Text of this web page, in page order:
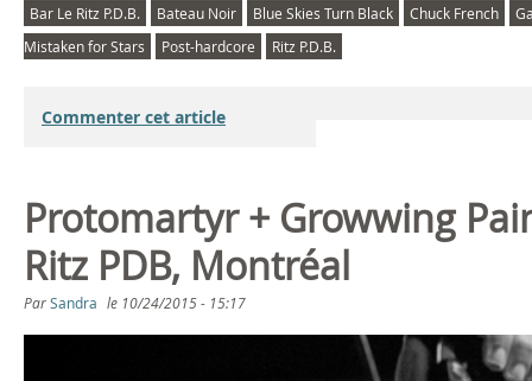
Bar Le Ritz P.D.B. Bateau Noir Blue Skies Turn Black Chuck French
Mistaken for Stars
Post-hardcore Ritz P.D.B.
Commenter cet article
Protomartyr + Growwing
Ritz PDB, Montréal
ParSandra le 10/24/2015 - 15:17